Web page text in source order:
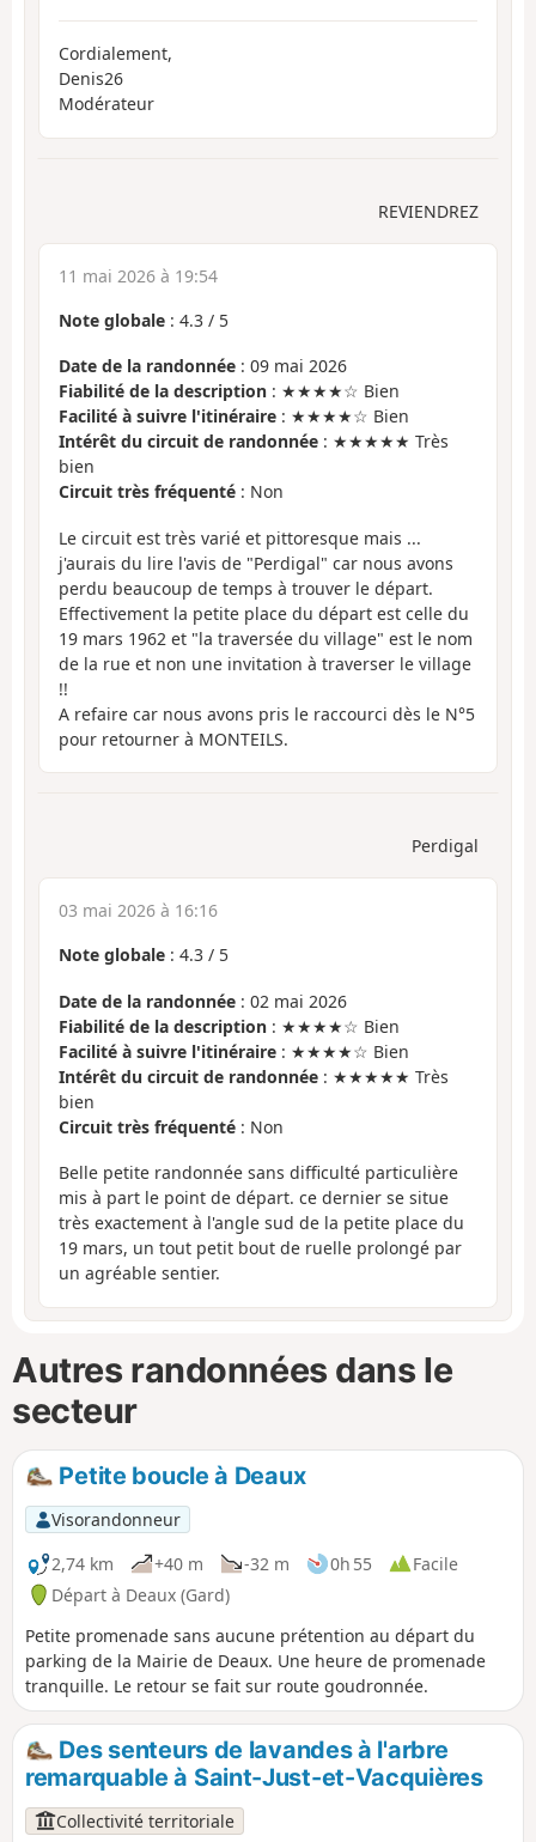
Cordialement,
Denis26
Modérateur
REVIENDREZ
11 mai 2026 à 19:54
Note globale : 4.3 / 5
Date de la randonnée : 09 mai 2026
Fiabilité de la description : ★★★★☆ Bien
Facilité à suivre l'itinéraire : ★★★★☆ Bien
Intérêt du circuit de randonnée : ★★★★★ Très
bien
Circuit très fréquenté : Non
Le circuit est très varié et pittoresque mais ...
j'aurais du lire l'avis de "Perdigal" car nous avons
perdu beaucoup de temps à trouver le départ.
Effectivement la petite place du départ est celle du
19 mars 1962 et "la traversée du village" est le nom
de la rue et non une invitation à traverser le village
!!
A refaire car nous avons pris le raccourci dès le N°5
pour retourner à MONTEILS.
Perdigal
03 mai 2026 à 16:16
Note globale : 4.3 / 5
Date de la randonnée : 02 mai 2026
Fiabilité de la description : ★★★★☆ Bien
Facilité à suivre l'itinéraire : ★★★★☆ Bien
Intérêt du circuit de randonnée : ★★★★★ Très
bien
Circuit très fréquenté : Non
Belle petite randonnée sans difficulté particulière
mis à part le point de départ. ce dernier se situe
très exactement à l'angle sud de la petite place du
19 mars, un tout petit bout de ruelle prolongé par
un agréable sentier.
Autres randonnées dans le
secteur
Petite boucle à Deaux
Visorandonneur
2,74 km
+40 m -32 m 0h 55
Facile
Départ à Deaux (Gard)
Petite promenade sans aucune prétention au départ du
parking de la Mairie de Deaux. Une heure de promenade
tranquille. Le retour se fait sur route goudronnée.
Des senteurs de lavandes à l'arbre
remarquable à Saint-Just-et-Vacquières
Collectivité territoriale